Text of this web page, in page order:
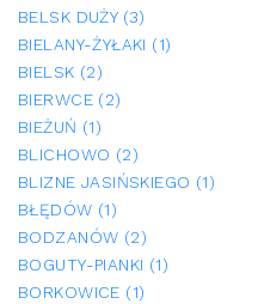
BELSK DUŻY (3)
BIELANY-ŻYŁAKI (1)
BIELSK (2)
BIERWCE (2)
BIEŻUŃ (1)
BLICHOWO (2)
BLIZNE JASIŃSKIEGO (1)
BŁĘDÓW (1)
BODZANÓW (2)
BOGUTY-PIANKI (1)
BORKOWICE (1)